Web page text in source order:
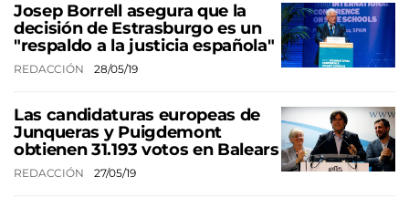
Josep Borrell asegura que la
decisión de Estrasburgo es un
"respaldo a la justicia española"
REDACCIÓN 28/05/19
Las candidaturas europeas de
Junqueras y Puigdemont
obtienen 31.193 votos en Balears
REDACCIÓN 27/05/19